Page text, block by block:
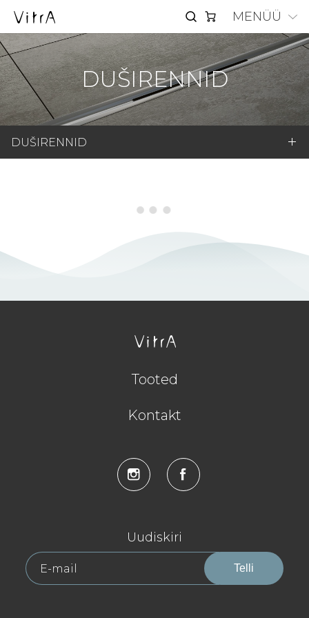
MENÜÜ
DUŠIRENNID
DUŠIRENNID
Tooted
Kontakt
Uudiskiri